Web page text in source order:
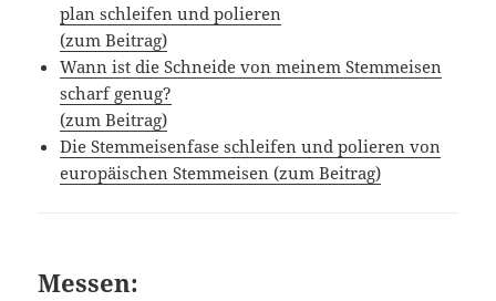
plan schleifen und polieren
(zum Beitrag)
Wann ist die Schneide von meinem Stemmeisen
scharf genug?
(zum Beitrag)
Die Stemmeisenfase schleifen und polieren von
europäischen Stemmeisen (zum Beitrag)
Messen: